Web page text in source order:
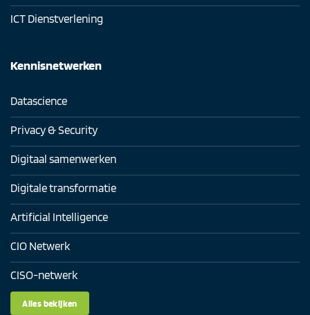
ICT Dienstverlening
Kennisnetwerken
Datascience
Privacy & Security
Digitaal samenwerken
Digitale transformatie
Artificial Intelligence
CIO Netwerk
CISO-netwerk
Alles bekijken